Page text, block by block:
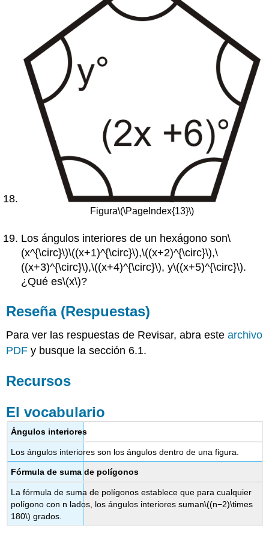
Figura\(\PageIndex{13}\)
Los ángulos interiores de un hexágono son\
(x^{\circ}\)\((x+1)^{\circ}\),\((x+2)^{\circ}\),\
((x+3)^{\circ}\),\((x+4)^{\circ}\), y\((x+5)^{\circ}\).
¿Qué es\(x\)?
Reseña (Respuestas)
Para ver las respuestas de Revisar, abra estearchivo
PDF y busque la sección 6.1.
Recursos
El vocabulario
Ángulos interiores
Los ángulos interiores son los ángulos dentro de una figura.
Fórmula de suma de polígonos
La fórmula de suma de polígonos establece que para cualquier
polígono con n lados, los ángulos interiores suman\((n−2)\times
180\) grados.